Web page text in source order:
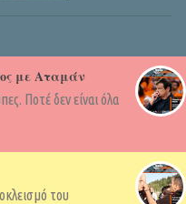
με Αταμάν
Ποτέ δεν είναι όλα
του